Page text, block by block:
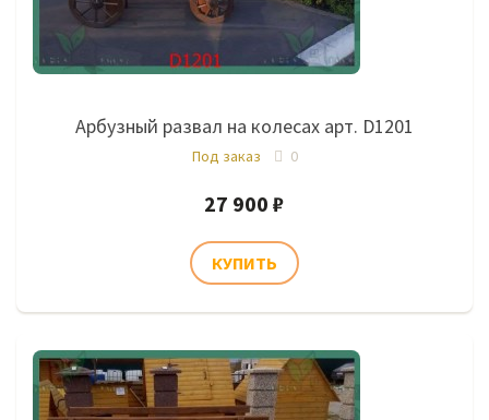
Арбузный развал на колесах арт. D1201
Под заказ 0
27 900 ₽